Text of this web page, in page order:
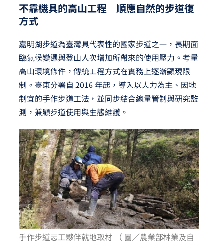
不靠機具的高山工程 順應自然的步道復
方式
嘉明湖步道為臺灣具代表性的國家步道之一，長期面
臨氣候變遷與登山人次增加所帶來的使用壓力。考量
高山環境條件，傳統工程方式在實務上逐漸顯現限
制。臺東分署自 2016 年起，導入以人力為主、因地
制宜的手作步道工法，並同步結合總量管制與研究監
測，兼顧步道使用與生態維護。
手作步道志工夥伴就地取材 （ 圖／農業部林業及自